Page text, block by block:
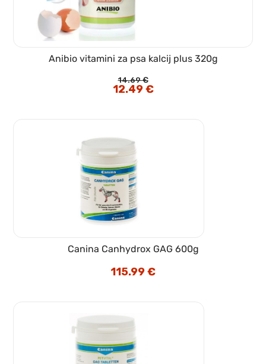
Anibio vitamini za psa kalcij plus 320g
14.69€
Izvirna
cena
12.49€Trenutna
cena
Canina Canhydrox GAG 600g
115.99€